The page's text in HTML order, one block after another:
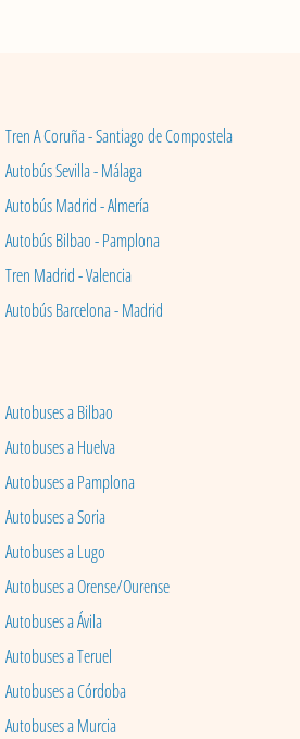
Tren A Coruña - Santiago de Compostela
Autobús Sevilla - Málaga
Autobús Madrid - Almería
Autobús Bilbao - Pamplona
Tren Madrid - Valencia
Autobús Barcelona - Madrid
Autobuses a Bilbao
Autobuses a Huelva
Autobuses a Pamplona
Autobuses a Soria
Autobuses a Lugo
Autobuses a Orense/Ourense
Autobuses a Ávila
Autobuses a Teruel
Autobuses a Córdoba
Autobuses a Murcia